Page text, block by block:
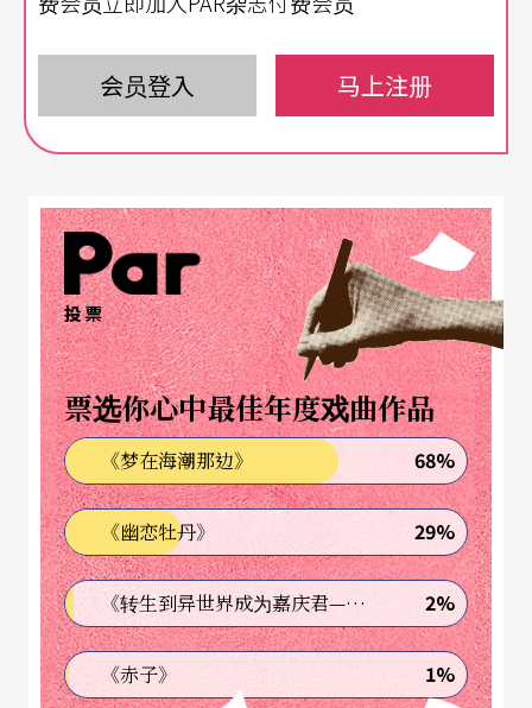
希望听到作品的人可以产生共鸣；蜡烛燃烧所产生
的光芒是四面八方发散而没有特定方向的。而应用
音乐则是有想要达成的特定功能与目的，像是持著
手电筒，对准了要照亮的目标，将光束朝向那个方
向照射过去。
结合科技与音乐，「音乐工程」培育编创与录音人
才
既然应用音乐建立在实际生活的基础上，当然也就
无法置身现代科技发展之外。科技资讯的不断创
新，也使得电子乐器、合成器、录音器材及声音储
存媒介等发展日新月异。音乐的编创如音乐剧、大
众音乐、电视电影、广告、动画等等创作理论，无
不仰赖音乐技术做适切的辅助。「音乐工程」则是
培养录音工程实务、音响及音效技术、合成技术及
会员登入 马上注册
投票
票选你心中最佳年度戏曲作品
《梦在海潮那边》 68%
《幽恋牡丹》 29%
《转生到异世界成为嘉庆君—发现我的祖先是诈骗集团!?》 2%
《赤子》 1%